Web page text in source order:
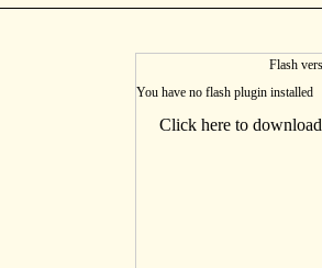
Flash
You have no flash plugin installed
Click here to